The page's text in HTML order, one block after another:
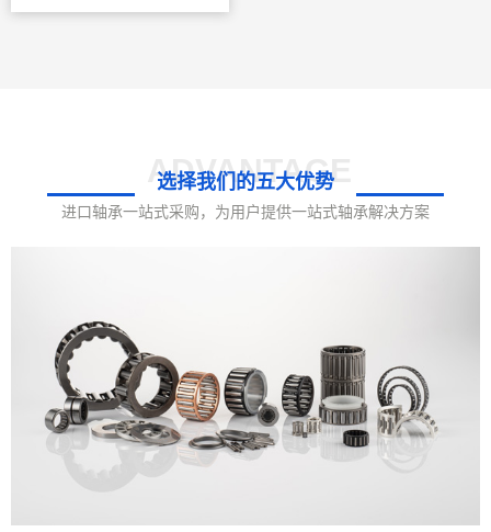
选择我们的五大优势
ADVANTAGE
进口轴承一站式采购，为用户提供一站式轴承解决方案